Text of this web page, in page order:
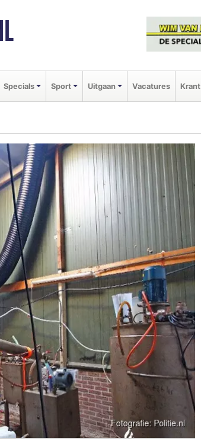
Specials Sport Uitgaan Vacatures Krant